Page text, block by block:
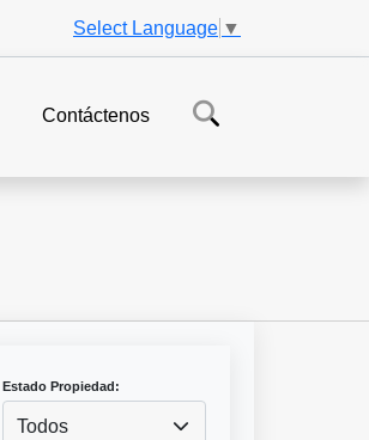
Select Language ▼
Contáctenos
Estado Propiedad:
Todos